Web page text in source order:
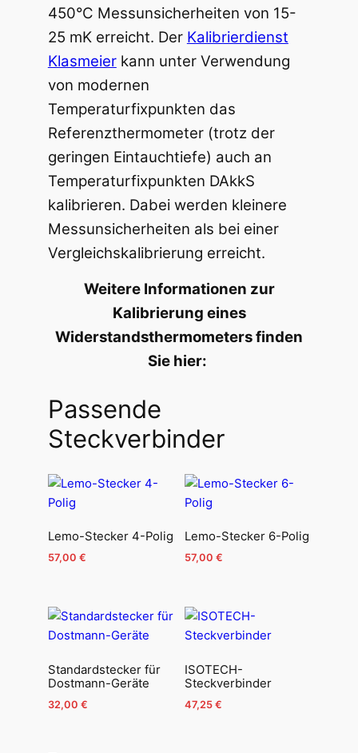
450°C Messunsicherheiten von 15-
25 mK erreicht. Der Kalibrierdienst
Klasmeierkann unter Verwendung
von modernen
Temperaturfixpunkten das
Referenzthermometer (trotz der
geringen Eintauchtiefe) auch an
Temperaturfixpunkten DAkkS
kalibrieren. Dabei werden kleinere
Messunsicherheiten als bei einer
Vergleichskalibrierung erreicht.
Weitere Informationen zur
Kalibrierung eines
Widerstandsthermometers finden
Sie hier:
Passende
Steckverbinder
Lemo-Stecker 4-Polig
57,00 €
Lemo-Stecker 6-Polig
57,00 €
Standardstecker für
Dostmann-Geräte
32,00 €
ISOTECH-
Steckverbinder
47,25 €